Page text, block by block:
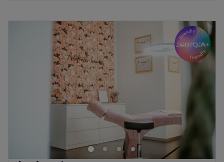
Dienstag
20:00
Mittwoch
09:00
20:00
Donnerstag
09:00 –20:00
09:00 –20:00
Samstag
09:00–18:00
Sonntag
Geschlossen
Zeitlos stilvoll präsentiert sich die Parfümerie Burger in
der Zwickauer Innenstadt und bietet ein breit gefächertes
Spektrum von Gesichtsbehandlungen,
Wimpernverlängerung, Massagen und vielem mehr.
Kosmetik von Profis und mit höchsten Ansprüchen an